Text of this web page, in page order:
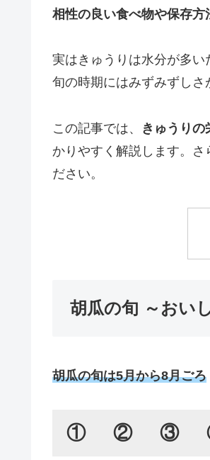
相性の良い食べ物や保存方
実はきゅうりは水分が多い
旬の時期にはみずみずしさ
この記事では、 きゅうりの
かりやすく解説します。
ださい。
胡瓜の旬 ～おい
胡瓜の旬は5月から8月ごろ
① ② ③